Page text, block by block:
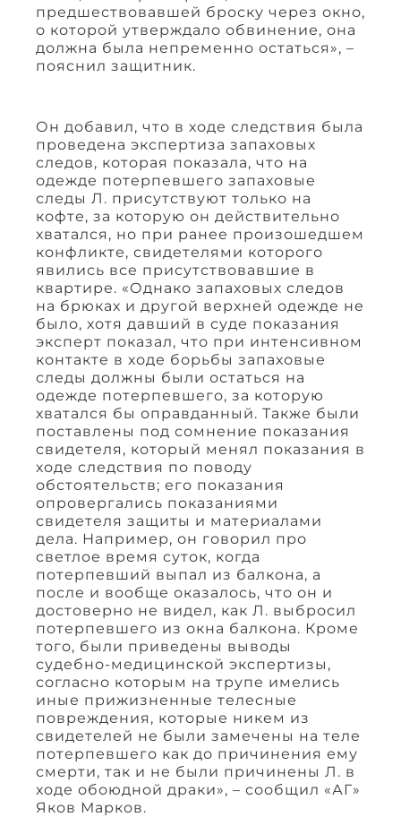
предшествовавшей броску через окно,
о которой утверждало обвинение, она
должна была непременно остаться», –
пояснил защитник.
Он добавил, что в ходе следствия была
проведена экспертиза запаховых
следов, которая показала, что на
одежде потерпевшего запаховые
следы Л. присутствуют только на
кофте, за которую он действительно
хватался, но при ранее произошедшем
конфликте, свидетелями которого
явились все присутствовавшие в
квартире. «Однако запаховых следов
на брюках и другой верхней одежде не
было, хотя давший в суде показания
эксперт показал, что при интенсивном
контакте в ходе борьбы запаховые
следы должны были остаться на
одежде потерпевшего, за которую
хватался бы оправданный. Также были
поставлены под сомнение показания
свидетеля, который менял показания в
ходе следствия по поводу
обстоятельств; его показания
опровергались показаниями
свидетеля защиты и материалами
дела. Например, он говорил про
светлое время суток, когда
потерпевший выпал из балкона, а
после и вообще оказалось, что он и
достоверно не видел, как Л. выбросил
потерпевшего из окна балкона. Кроме
того, были приведены выводы
судебно-медицинской экспертизы,
согласно которым на трупе имелись
иные прижизненные телесные
повреждения, которые никем из
свидетелей не были замечены на теле
потерпевшего как до причинения ему
смерти, так и не были причинены Л. в
ходе обоюдной драки», – сообщил «АГ»
Яков Марков.